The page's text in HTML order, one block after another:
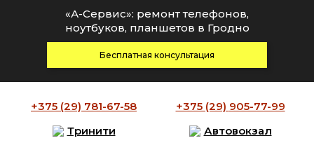
+375 (29) 781-67-58 +375 (29) 905-77-99
Тринити
Автовокзал
«А-Сервис»: ремонт телефонов,
ноутбуков, планшетов в Гродно
Бесплатная консультация